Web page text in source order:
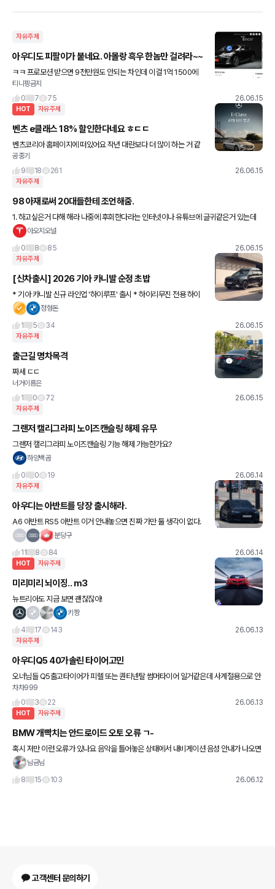
자유주제
아우디도 피팔이가 붙네요. 아몰랑 흑우 한놈만 걸려라~~
ㅋㅋ 프로모션 받으면 9천만원도 안되는 차인데 이걸 1억 1500에
올려놓네요~~
티니핑금지
0
7 75 26.06.15
HOT 자유주제
벤츠 e클래스 18% 할인한다네요 ㅎㄷㄷ
벤츠코리아 홈페이지에 떠있어요 작년 대란보다 더 많이 하는 거 같
은데...
공중기
9
18 261 26.06.15
자유주제
98 아재로써 20대들한테 조언해줌.
1. 하고싶은거 다해 해라 나중에 후회한다라는 인터넷이나 유튜브에 글귀같은거 있는데
진짜 하고싶은거 전부 다 하면 인생 조진다 2. 성인이 되는건 독립했을때이다 3. 회사에서
아오지오널
0
8 85 26.06.15
자유주제
[신차출시] 2026 기아 카니발 순정 초밥
* 기아 카니발 신규 라인업 '하이루프' 출시 * 하이리무진 전용 하이
루프 기본 적용 * 기본 모델 대비 전고 270mm 상향 * 루프 크롬몰
정형돈
1
5 34 26.06.15
자유주제
출근길 명차목격
짜세 ㄷㄷ
너거이름은
1
0 72 26.06.15
자유주제
그랜저 캘리그라피 노이즈캔슬링 해제 유무
그랜저 캘리그라피 노이즈캔슬링 기능 해제 가능한가요?
하양백곰
0
0 19 26.06.14
자유주제
아우디는 아반트를 당장 출시해라.
A6 아반트 RS5 아반트 이거 안내놓으면 진짜 가만 둘 생각이 없다.
당장 내놓아라. 제발.
분당구
11
8 84 26.06.14
HOT 자유주제
미리미리 뇌이징.. m3
뉴트리아도 지금 보면 괜찮잖아!
키짱
4
17 143 26.06.13
자유주제
아우디Q5 40가솔린 타이어고민
오너님들 Q5출고타이어가 피렐 또는 퀀티넨탈 썸머타이어 일거같은데 사계절용으로 안
바꾸고 썸머타이어 타시는분 계실까요??? 만약 사계절용으로 바꾼다면 미쉘린등 어떤타
이어가 많이 하는지 추천 부탁드려
차차999
0
3 22 26.06.13
HOT 자유주제
BMW 개빡치는 안드로이드 오토 오류 ㄱ-
혹시 저만 이런 오류가 있나요 음악을 틀어놓은 상태에서 내비게이션 음성 안내가 나오면
그 뒤로 음악 소리가 줄어들었다가 완전히 꺼지네요 이 증상 해결하신 분 계신가요 ??? 스
님금님
8
15 103 26.06.12
고객센터 문의하기